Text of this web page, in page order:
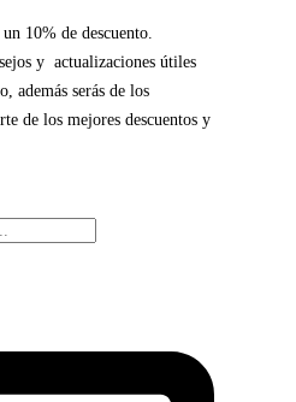
10% de descuento.
y actualizaciones útiles
además serás de los
de los mejores descuentos y